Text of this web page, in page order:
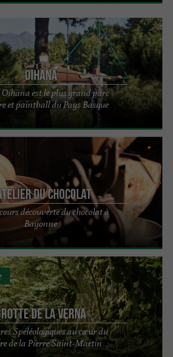
Oihana
est le plus grand parc
et paintball du Pays Basque
du Chocolat
découverte du chocolat à
Bayonne
de la Verna
Spéléologiques au cœur du
de la Pierre Saint-Martin